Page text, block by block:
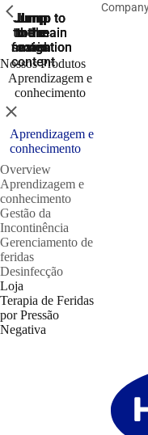
Jump
to the
search
Jump to
the main
navigation
Jump to
the main
navigation
Jump
to the
main
content
Jump
to the
footer
Nossos Produtos
Aprendizagem e
conhecimento
ShowPrevious
Close
Aprendizagem e
conhecimento
Overview
Aprendizagem e
conhecimento
Gestão da
Incontinência
Gerenciamento de
feridas
Desinfecção
Loja
Terapia de Feridas
por Pressão
Negativa